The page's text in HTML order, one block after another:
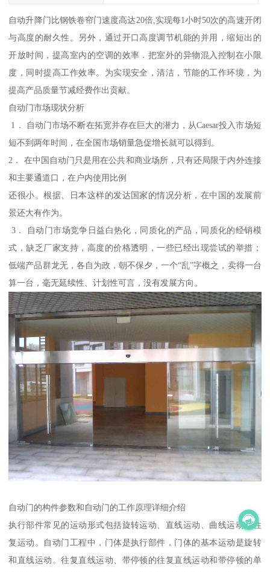
自动升降门比钢铁卷帘门速度高达20倍,实现每1小时50次的高速开闭
与高度的耐久性。另外，通过开口高度调节机能的并用，缩短出的
开放时间，提高室内的空调的效率．把室外的异物混入控制在小限
度，同时提高工作效率。为实现安全，清洁，节能的工作环境，为
提高产品质量节减经费作出贡献。
自动门市场现状分析
1． 自动门市场不断在拓宽并存在巨大的潜力，从Caesar投入市场短
短不到两年时间，在全国市场销量急促增长就可以得到。
2． 在中国自动门只是用在公共和商业场所，只有还局限于内外连接
和主要通道口，在户内使用比例
还很小。根据、日本这样的发达国家的情况分析，在中国的发展前
景还大有作为。
3． 自动门市场竞争日益白热化，同质化的产品，同质化的经销模
式，缺乏厂家支持，高度的价格透明，一些已经出现尝试的举措；
低端产品群龙无，各自为政，朝不保夕，一个“乱”字概之，卖得一台
算一台，毫无延续性、计划性可言，没有发展方向。
自动门的构件参数和自动门的工作原理详细介绍
执行部件常见的运动形式包括旋转运动、直线运动、曲线运动和往
复运动。自动门工程中，门体是执行部件，门体的基本运动是旋转
和直线运动。往复直线运动、带停顿的往复直线运动和带停顿的单